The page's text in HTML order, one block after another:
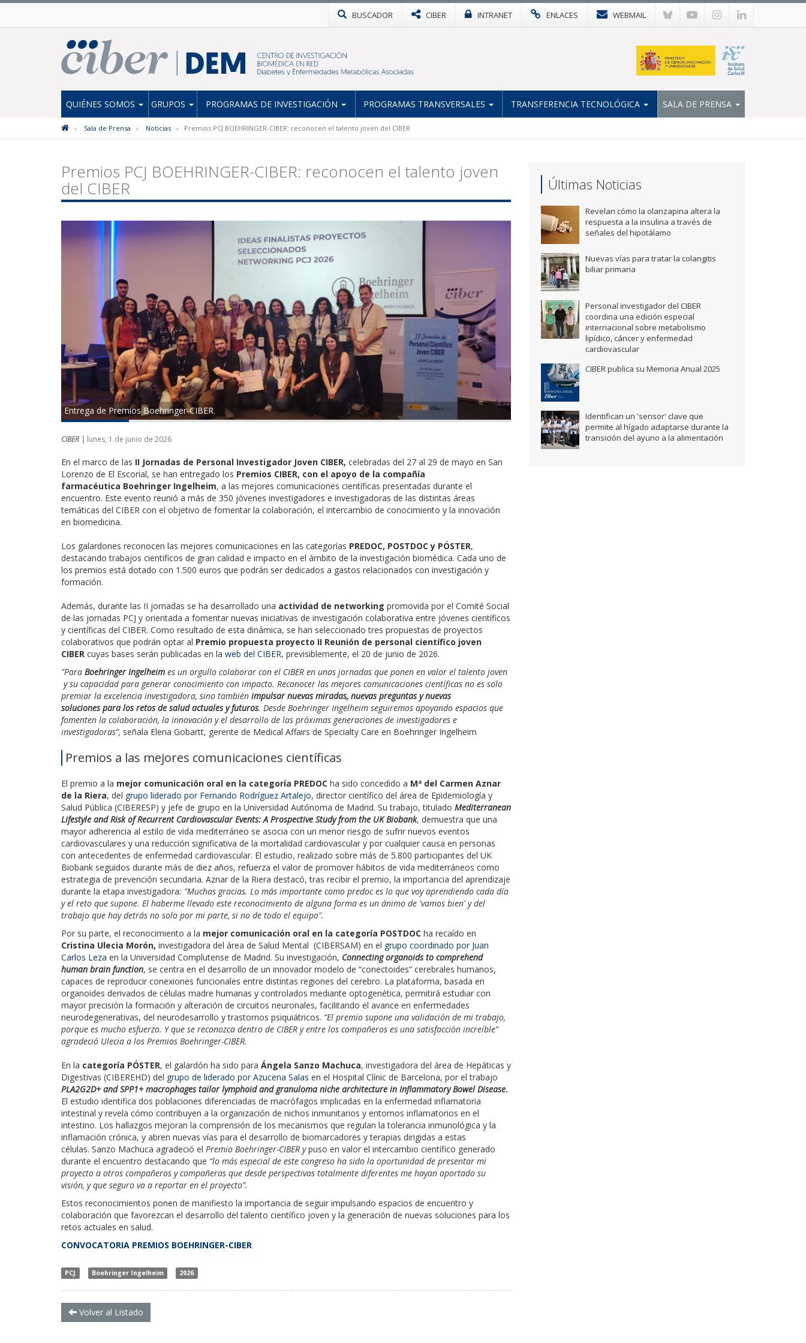
BUSCADOR CIBER INTRANET ENLACES WEBMAIL
QUIÉNES SOMOS GRUPOS PROGRAMAS DE INVESTIGACIÓN PROGRAMAS TRANSVERSALES TRANSFERENCIA TECNOLÓGICA SALA DE PRENSA
Sala de Prensa Noticias Premios PCJ BOEHRINGER-CIBER: reconocen el talento joven del CIBER
Premios PCJ BOEHRINGER-CIBER: reconocen el talento joven
del CIBER
Entrega de Premios Boehringer-CIBER.
CIBER | lunes, 1 de junio de 2026
En el marco de las II Jornadas de Personal Investigador Joven CIBER, celebradas del 27 al 29 de mayo en San
Lorenzo de El Escorial, se han entregado los Premios CIBER, con el apoyo de la compañía
farmacéutica Boehringer Ingelheim, a las mejores comunicaciones científicas presentadas durante el
encuentro. Este evento reunió a más de 350 jóvenes investigadores e investigadoras de las distintas áreas
temáticas del CIBER con el objetivo de fomentar la colaboración, el intercambio de conocimiento y la innovación
en biomedicina.
Los galardones reconocen las mejores comunicaciones en las categorías PREDOC, POSTDOC y PÓSTER,
destacando trabajos científicos de gran calidad e impacto en el ámbito de la investigación biomédica. Cada uno de
los premios está dotado con 1.500 euros que podrán ser dedicados a gastos relacionados con investigación y
formación.
Además, durante las II jornadas se ha desarrollado una actividad de networking promovida por el Comité Social
de las jornadas PCJ y orientada a fomentar nuevas iniciativas de investigación colaborativa entre jóvenes científicos
y científicas del CIBER. Como resultado de esta dinámica, se han seleccionado tres propuestas de proyectos
colaborativos que podrán optar al Premio propuesta proyecto II Reunión de personal científico joven
CIBER cuyas bases serán publicadas en la web del CIBER, previsiblemente, el 20 de junio de 2026.
"Para Boehringer Ingelheim es un orgullo colaborar con el CIBER en unas jornadas que ponen en valor el talento joven
y su capacidad para generar conocimiento con impacto. Reconocer las mejores comunicaciones científicas no es solo
premiar la excelencia investigadora, sino también impulsar nuevas miradas, nuevas preguntas y nuevas
soluciones para los retos de salud actuales y futuros. Desde Boehringer Ingelheim seguiremos apoyando espacios que
fomenten la colaboración, la innovación y el desarrollo de las próximas generaciones de investigadores e
investigadoras”, señala Elena Gobartt, gerente de Medical Affairs de Specialty Care en Boehringer Ingelheim
Premios a las mejores comunicaciones científicas
El premio a la mejor comunicación oral en la categoría PREDOC ha sido concedido a Mª del Carmen Aznar
de la Riera, del grupo liderado por Fernando Rodríguez Artalejo, director científico del área de Epidemiología y
Salud Pública (CIBERESP) y jefe de grupo en la Universidad Autónoma de Madrid. Su trabajo, titulado Mediterranean
Lifestyle and Risk of Recurrent Cardiovascular Events: A Prospective Study from the UK Biobank, demuestra que una
mayor adherencia al estilo de vida mediterráneo se asocia con un menor riesgo de sufrir nuevos eventos
cardiovasculares y una reducción significativa de la mortalidad cardiovascular y por cualquier causa en personas
con antecedentes de enfermedad cardiovascular. El estudio, realizado sobre más de 5.800 participantes del UK
Biobank seguidos durante más de diez años, refuerza el valor de promover hábitos de vida mediterráneos como
estrategia de prevención secundaria. Aznar de la Riera destacó, tras recibir el premio, la importancia del aprendizaje
durante la etapa investigadora: "Muchas gracias. Lo más importante como predoc es lo que voy aprendiendo cada día
y el reto que supone. El haberme llevado este reconocimiento de alguna forma es un ánimo de 'vamos bien' y del
trabajo que hay detrás no solo por mi parte, si no de todo el equipo".
Por su parte, el reconocimiento a la mejor comunicación oral en la categoría POSTDOC ha recaído en
Cristina Ulecia Morón, investigadora del área de Salud Mental (CIBERSAM) en el grupo coordinado por Juan
Carlos Leza en la Universidad Complutense de Madrid. Su investigación, Connecting organoids to comprehend
human brain function, se centra en el desarrollo de un innovador modelo de “conectoides” cerebrales humanos,
capaces de reproducir conexiones funcionales entre distintas regiones del cerebro. La plataforma, basada en
organoides derivados de células madre humanas y controlados mediante optogenética, permitirá estudiar con
mayor precisión la formación y alteración de circuitos neuronales, facilitando el avance en enfermedades
neurodegenerativas, del neurodesarrollo y trastornos psiquiátricos. “El premio supone una validación de mi trabajo,
porque es mucho esfuerzo. Y que se reconozca dentro de CIBER y entre los compañeros es una satisfacción increíble”
agradeció Ulecia a los Premios Boehringer-CIBER.
En la categoría PÓSTER, el galardón ha sido para Ángela Sanzo Machuca, investigadora del área de Hepáticas y
Digestivas (CIBEREHD) del grupo de liderado por Azucena Salas en el Hospital Clínic de Barcelona, por el trabajo
PLA2G2D+ and SPP1+ macrophages tailor lymphoid and granuloma niche architecture in Inflammatory Bowel Disease.
El estudio identifica dos poblaciones diferenciadas de macrófagos implicadas en la enfermedad inflamatoria
intestinal y revela cómo contribuyen a la organización de nichos inmunitarios y entornos inflamatorios en el
intestino. Los hallazgos mejoran la comprensión de los mecanismos que regulan la tolerancia inmunológica y la
inflamación crónica, y abren nuevas vías para el desarrollo de biomarcadores y terapias dirigidas a estas
células. Sanzo Machuca agradeció el Premio Boehringer-CIBER ypuso en valor el intercambio científico generado
durante el encuentro destacando que “lo más especial de este congreso ha sido la oportunidad de presentar mi
proyecto a otros compañeros y compañeras que desde perspectivas totalmente diferentes me hayan aportado su
visión, y que seguro va a reportar en el proyecto”.
Estos reconocimientos ponen de manifiesto la importancia de seguir impulsando espacios de encuentro y
colaboración que favorezcan el desarrollo del talento científico joven y la generación de nuevas soluciones para los
retos actuales en salud.
CONVOCATORIA PREMIOS BOEHRINGER-CIBER
PCJ Boehringer Ingelheim 2026
Volver al Listado
Últimas Noticias
Revelan cómo la olanzapina altera la
respuesta a la insulina a través de
señales del hipotálamo
Nuevas vías para tratar la colangitis
biliar primaria
Personal investigador del CIBER
coordina una edición especial
internacional sobre metabolismo
lipídico, cáncer y enfermedad
cardiovascular
CIBER publica su Memoria Anual 2025
Identifican un 'sensor' clave que
permite al hígado adaptarse durante la
transición del ayuno a la alimentación